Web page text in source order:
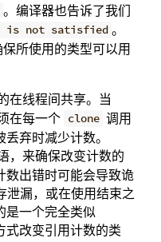
。编译器也告诉了我们
is not satisfied 。
保所使用的类型可以用
在线程间共享。当
在每一个 clone 调用
弃时减少计数。
，来确保改变计数的
数出错时可能会导致诡
泄漏，或在使用结束之
是一个完全类似
式改变引用计数的类